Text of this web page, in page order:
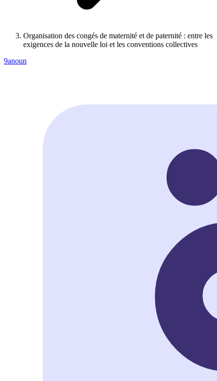
Organisation des congés de maternité et de paternité : entre les
exigences de la nouvelle loi et les conventions collectives
9anoun